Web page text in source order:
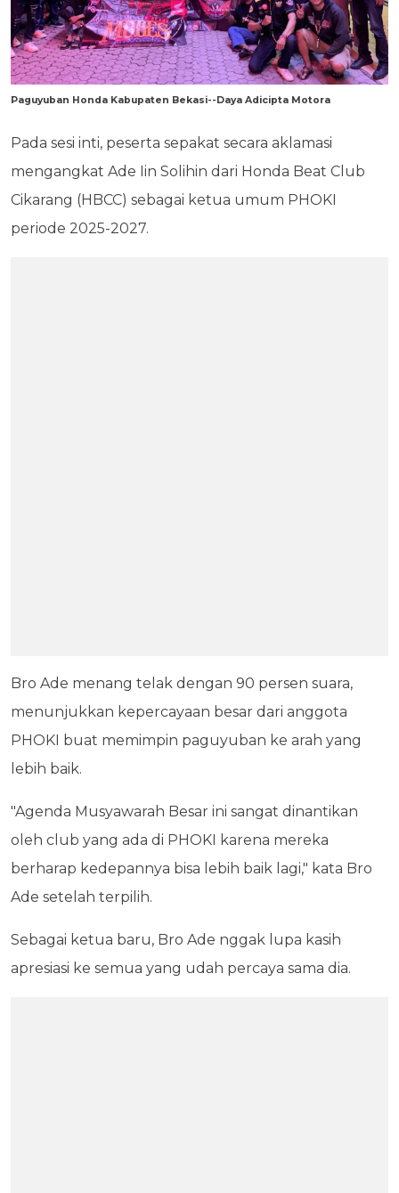
Paguyuban Honda Kabupaten Bekasi--Daya Adicipta Motora
Pada sesi inti, peserta sepakat secara aklamasi
mengangkat Ade Iin Solihin dari Honda Beat Club
Cikarang (HBCC) sebagai ketua umum PHOKI
periode 2025-2027.
Bro Ade menang telak dengan 90 persen suara,
menunjukkan kepercayaan besar dari anggota
PHOKI buat memimpin paguyuban ke arah yang
lebih baik.
"Agenda Musyawarah Besar ini sangat dinantikan
oleh club yang ada di PHOKI karena mereka
berharap kedepannya bisa lebih baik lagi," kata Bro
Ade setelah terpilih.
Sebagai ketua baru, Bro Ade nggak lupa kasih
apresiasi ke semua yang udah percaya sama dia.